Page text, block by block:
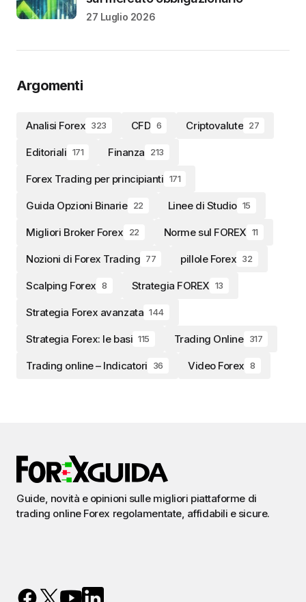
27 Luglio 2026
Argomenti
Analisi Forex 323 CFD 6 Criptovalute 27
Editoriali 171 Finanza 213
Forex Trading per principianti 171
Guida Opzioni Binarie 22 Linee di Studio 15
Migliori Broker Forex 22 Norme sul FOREX 11
Nozioni di Forex Trading 77 pillole Forex 32
Scalping Forex 8 Strategia FOREX 13
Strategia Forex avanzata 144
Strategia Forex: le basi 115 Trading Online 317
Trading online – Indicatori 36 Video Forex 8
Guide, novità e opinioni sulle migliori piattaforme di
trading online Forex regolamentate, affidabili e sicure.